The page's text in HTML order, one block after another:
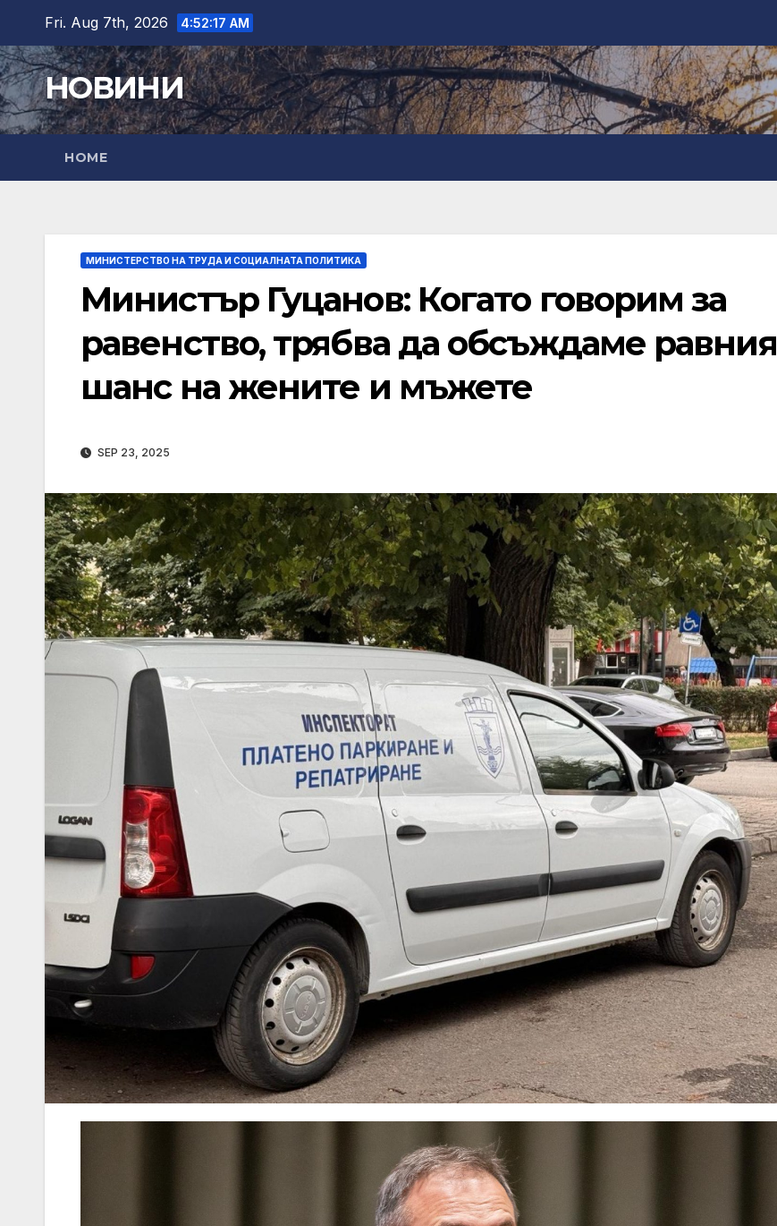
content
Fri. Aug 7th, 2026 4:52:19 AM
НОВИНИ
HOME
МИНИСТЕРСТВО НА ТРУДА И СОЦИАЛНАТА ПОЛИТИКА
Министър Гуцанов: Когато говорим за
равенство, трябва да обсъждаме равния
шанс на жените и мъжете
SEP 23, 2025